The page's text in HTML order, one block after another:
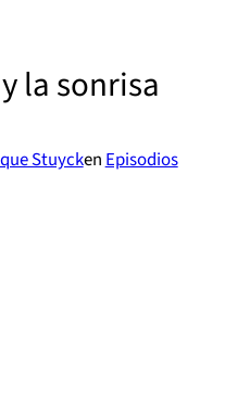
la sonrisa
Stuycken Episodios